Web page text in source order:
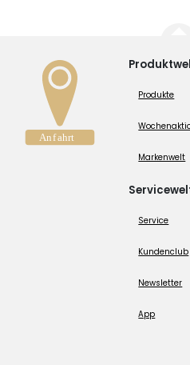
Produkte
Markenwelt
Service
Kundenclub
Newsletter
App